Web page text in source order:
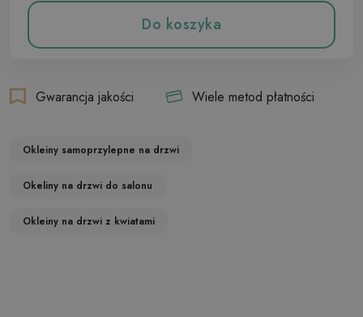
Do koszyka
Gwarancja jakości Wiele metod płatności
Okleiny samoprzylepne na drzwi
Okeliny na drzwi do salonu
Okleiny na drzwi z kwiatami